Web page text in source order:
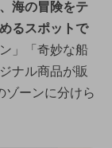
海の冒険をテ
るスポットで
」「奇妙な船
ナル商品が販
ゾーンに分けら